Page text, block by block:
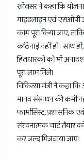
खींवसर ने कहा कि
गाइडलाइन एवं एसओपी
काम पूरा किया जाए,
कठिनाई नहीं हो। साथ
हितधारकों को भी
पूरा लाभ मिले।
चिकित्सा मंत्री ने कहा
मानव संसाधन की कमी
फार्मासिस्ट,
संरचनात्मक चार्ट तैयार
कर जल्द भिजवाया जाए।